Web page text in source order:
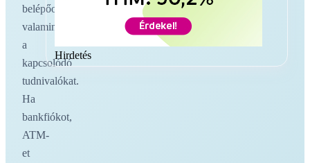
belépőoldalakat,
valamint
a
kapcsolódó
tudnivalókat.
Ha
bankfiókot,
ATM-
et
Hirdetés